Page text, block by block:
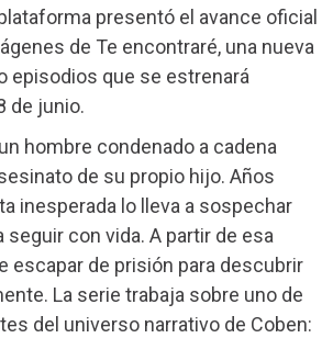
presentó el avance oficial
de Te encontraré, una nueva
episodios que se estrenará
de junio.
hombre condenado a cadena
de su propio hijo. Años
inesperada lo lleva a sospechar
seguir con vida. A partir de esa
escapar de prisión para descubrir
La serie trabaja sobre uno de
del universo narrativo de Coben: